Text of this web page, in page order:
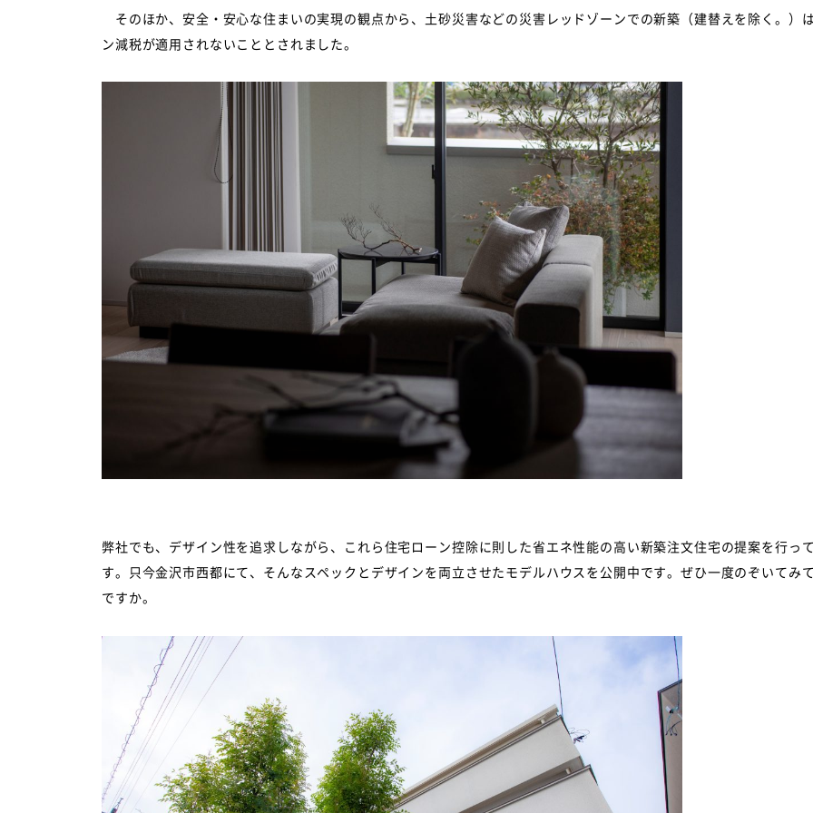
そのほか、安全・安心な住まいの実現の観点から、土砂災害などの災害レッドゾーンでの新築（建替えを除く。）
ン減税が適用されないこととされました。
弊社でも、デザイン性を追求しながら、これら住宅ローン控除に則した省エネ性能の高い新築注文住宅の提案を行っ
す。只今金沢市西都にて、そんなスペックとデザインを両立させたモデルハウスを公開中です。ぜひ一度のぞいてみ
ですか。